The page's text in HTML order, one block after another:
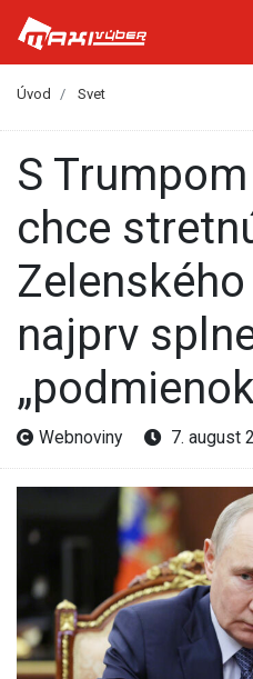
Úvod Svet
S Trumpom sa Putin
chce
najprv
Webnoviny 7. august